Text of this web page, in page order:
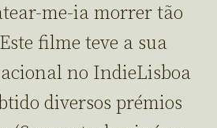
me-ia morrer tão
filme teve a sua
no IndieLisboa
diversos prémios